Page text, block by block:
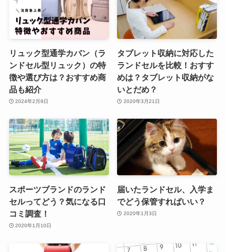
リュック型通学カバン（ラ
ンドセル型リュック）の特
徴や選び方は？おすすめ商
品も紹介
2024年2月9日
タブレット収納に対応した
ランドセルを比較！おすす
めは？タブレット収納がな
いとだめ？
2020年3月21日
スポーツブランドのランド
セルってどう？気になる口
コミ調査！
2020年1月10日
届いたランドセル、入学ま
でどう保管すればいい？
2020年1月3日